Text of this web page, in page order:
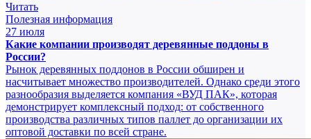
Читать
Полезная информация
27 июля
Какие компании производят деревянные поддоны в
России?
Рынок деревянных поддонов в России обширен и
насчитывает множество производителей. Однако среди этого
разнообразия выделяется компания «ВУД ПАК», которая
демонстрирует комплексный подход: от собственного
производства различных типов паллет до организации их
оптовой доставки по всей стране.